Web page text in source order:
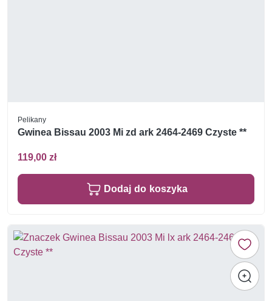
Pelikany
Gwinea Bissau 2003 Mi zd ark 2464-2469 Czyste **
119,00 zł
Dodaj do koszyka